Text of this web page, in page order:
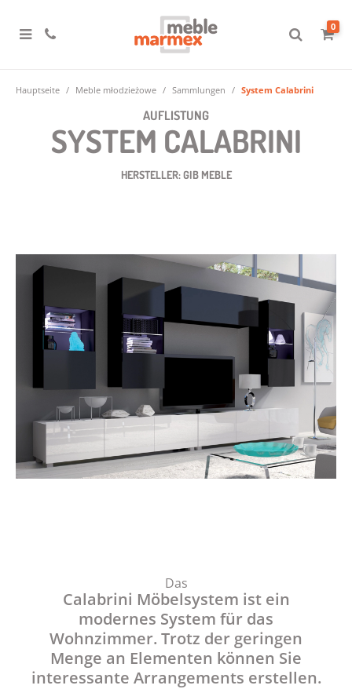
0
Hauptseite Meble młodzieżowe Sammlungen System Calabrini
AUFLISTUNG
SYSTEM CALABRINI
HERSTELLER: GIB MEBLE
Das
Calabrini Möbelsystem ist ein
modernes System für das
Wohnzimmer. Trotz der geringen
Menge an Elementen können Sie
interessante Arrangements erstellen.